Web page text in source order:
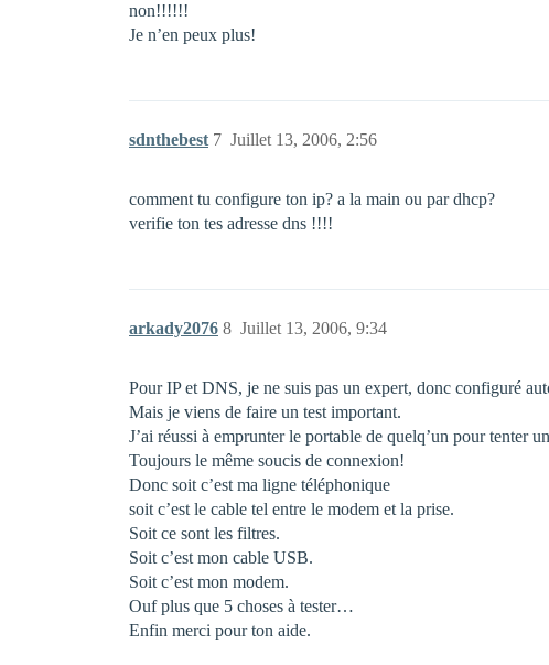
non!!!!!!
Je n’en peux plus!
sdnthebest Juillet 13, 2006, 2:56
7
comment tu configure ton ip? a la main ou par dhcp?
verifie ton tes adresse dns !!!!
arkady2076 Juillet 13, 2006, 9:34
8
Pour IP et DNS, je ne suis pas un expert, donc configuré
Mais je viens de faire un test important.
J’ai réussi à emprunter le portable de quelq’un pour
Toujours le même soucis de connexion!
Donc soit c’est ma ligne téléphonique
soit c’est le cable tel entre le modem et la prise.
Soit ce sont les filtres.
Soit c’est mon cable USB.
Soit c’est mon modem.
Ouf plus que 5 choses à tester…
Enfin merci pour ton aide.